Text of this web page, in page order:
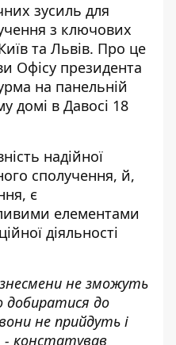
зусиль для
з ключових
та Львів. Про це
Офісу президента
на панельній
домі в Давосі 18
надійної
сполучення, й,
є
елементами
діяльності
не зможуть
до
не прийдуть і
- констатував